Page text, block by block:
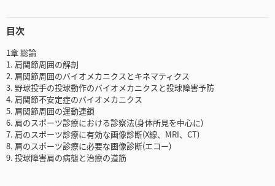
目次
1章 総論
1. 肩関節周囲の解剖
2. 肩関節周囲のバイオメカニクスとキネマティクス
3. 野球投手の投球動作のバイオメカニクスと投球障害予防
4. 肩関節不安定症のバイオメカニクス
5. 肩関節周囲の運動連鎖
6. 肩のスポーツ診療における診察法(身体所見を中心に)
7. 肩のスポーツ診療に有効な画像診断(X線、MRI、CT)
8. 肩のスポーツ診療に必要な画像診断(エコー)
9. 投球障害肩の病態と治療の道筋